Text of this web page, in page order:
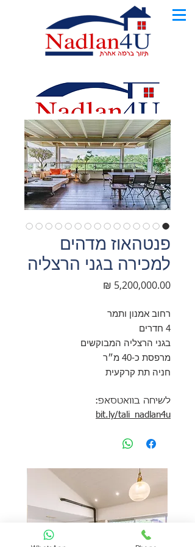
פנטהאוז מדהים
למכירה בגני הרצליה
רחוב אמנון ותמר
4 חדרים
בגני הרצליה המבוקשים
מרפסת כ-40 מ״ר
חניה תת קרקעית
לשיחה בוואטסאפ:
bit.ly/tali_nadlan4u